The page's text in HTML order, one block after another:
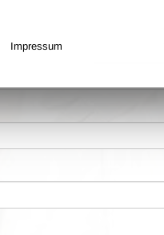
Impressum